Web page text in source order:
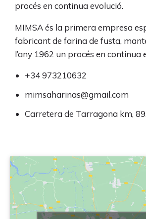
procés en continua evolució.
MIMSA és la primera empresa
fabricant de farina de fusta,
l’any 1962 un procés en continua
+34 973210632
mimsaharinas@gmail.com
Carretera de Tarragona km,